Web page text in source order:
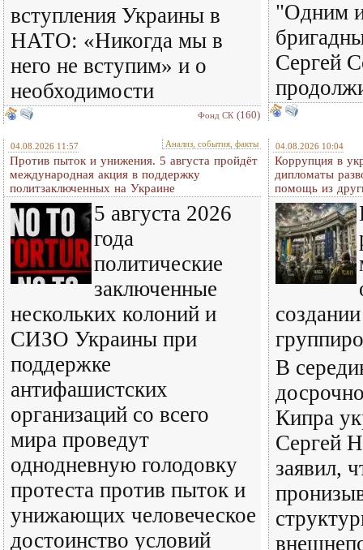
вступления Украины в
НАТО: «Никогда мы в
него не вступим» и о
необходимости
Фонд СК (160)
"Одним
Сергей
04.08.2026 11:57 Анализ, события, факты
Против пыток и унижения. 5 августа пройдёт
международная акция в поддержку
политзаключенных на Украине
5 августа 2026
года
политические
заключенные
нескольких колоний и
СИЗО Украины при
поддержке
антифашистских
организаций со всего
мира проведут
однодневную голодовку
протеста против пыток и
унижающих человеческое
достоинство условий
04.08.2026 10:04
Коррупция в
дипломаты
помощь из
В
Кипра
Сергей
заявил,